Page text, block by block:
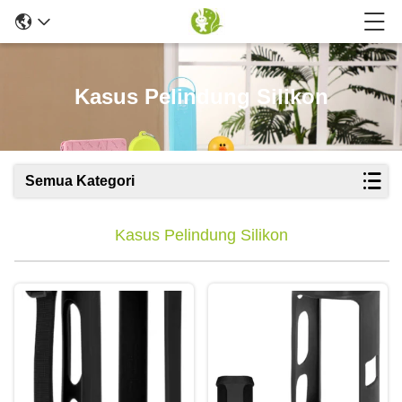
Kasus Pelindung Silikon
Semua Kategori
Kasus Pelindung Silikon